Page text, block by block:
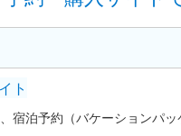
ト
宿泊予約（バケーションパ